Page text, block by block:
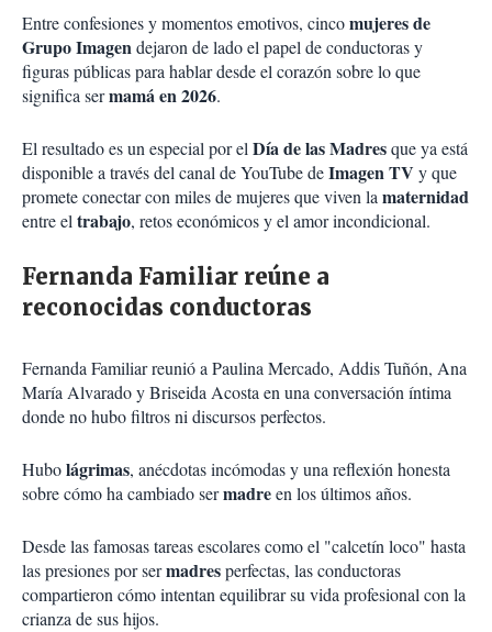
Entre confesiones y momentos emotivos, cincomujeres de
Grupo Imagendejaron de lado el papel de conductoras y
figuras públicas para hablar desde el corazón sobre lo que
significa sermamá en 2026.
El resultado es un especial por elDía de las Madresque ya está
disponible a través del canal de YouTube deImagen TV y que
promete conectar con miles de mujeres que viven lamaternidad
entre eltrabajo, retos económicos y el amor incondicional.
Fernanda Familiar reúne a
reconocidas conductoras
Fernanda Familiar reunió a Paulina Mercado, Addis Tuñón, Ana
María Alvarado y Briseida Acosta en una conversación íntima
donde no hubo filtros ni discursos perfectos.
Hubolágrimas, anécdotas incómodas y una reflexión honesta
sobre cómo ha cambiado sermadreen los últimos años.
Desde las famosas tareas escolares como el "calcetín loco" hasta
las presiones por sermadresperfectas, las conductoras
compartieron cómo intentan equilibrar su vida profesional con la
crianza de sus hijos.